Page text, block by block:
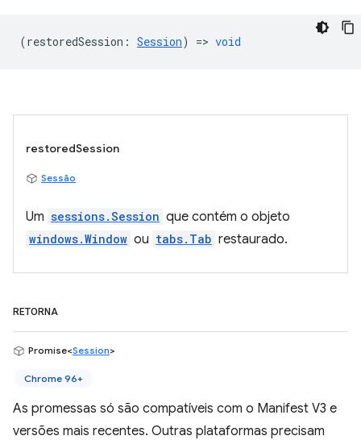
(restoredSession : Session) => void
restoredSession
Sessão
Um sessions.Session que contém o objeto
windows.Window ou tabs.Tab restaurado.
RETORNA
Promise<Session>
Chrome 96+
As promessas só são compatíveis com o Manifest V3 e
versões mais recentes. Outras plataformas precisam